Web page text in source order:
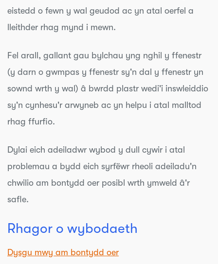
eistedd o fewn y wal geudod ac yn atal oerfel a
lleithder rhag mynd i mewn.
Fel arall, gallant gau bylchau yng nghil y ffenestr
(y darn o gwmpas y ffenestr sy'n dal y ffenestr yn
sownd wrth y wal) â bwrdd plastr wedi'i inswleiddio
sy'n cynhesu'r arwyneb ac yn helpu i atal malltod
rhag ffurfio.
Dylai eich adeiladwr wybod y dull cywir i atal
problemau a bydd eich syrfëwr rheoli adeiladu'n
chwilio am bontydd oer posibl wrth ymweld â'r
safle.
Rhagor o wybodaeth
Dysgu mwy am bontydd oer